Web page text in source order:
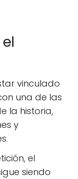
vinculado
una de las
la historia,
y
el
siendo